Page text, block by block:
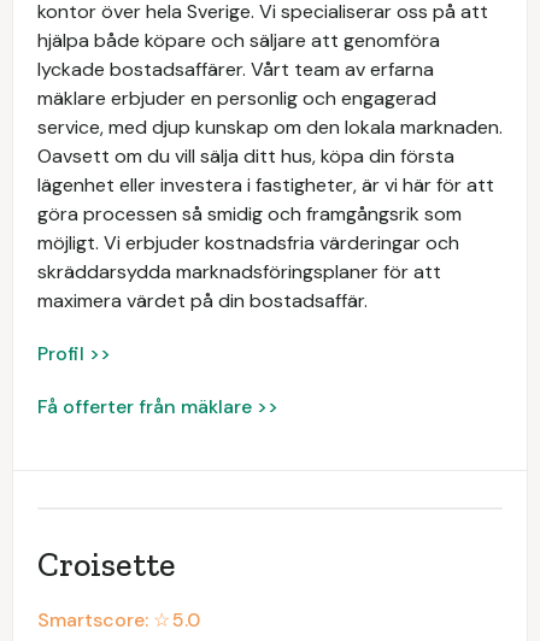
kontor över hela Sverige. Vi specialiserar oss på att
hjälpa både köpare och säljare att genomföra
lyckade bostadsaffärer. Vårt team av erfarna
mäklare erbjuder en personlig och engagerad
service, med djup kunskap om den lokala marknaden.
Oavsett om du vill sälja ditt hus, köpa din första
lägenhet eller investera i fastigheter, är vi här för att
göra processen så smidig och framgångsrik som
möjligt. Vi erbjuder kostnadsfria värderingar och
skräddarsydda marknadsföringsplaner för att
maximera värdet på din bostadsaffär.
Profil >>
Få offerter från mäklare >>
Croisette
Smartscore: ☆5.0